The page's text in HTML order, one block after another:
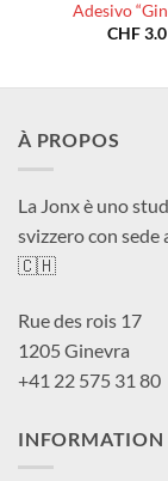
Adesivo
CHF3.0
À PROPOS
La Jonx è uno
svizzero con sede
🇨🇭
Rue des rois 17
1205 Ginevra
+41 22 575 31 80
INFORMATION